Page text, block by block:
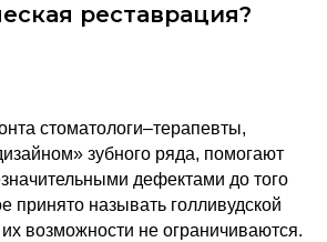
реставрация?
стоматологи–терапевты,
зубного ряда, помогают
дефектами до того
принято называть голливудской
возможности не ограничиваются.